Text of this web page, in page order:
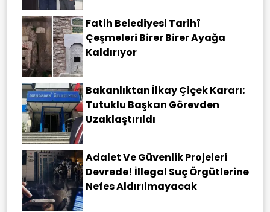
Fatih Belediyesi Tarihî
Çeşmeleri Birer Birer Ayağa
Kaldırıyor
Bakanlıktan İlkay Çiçek Kararı:
Tutuklu Başkan Görevden
Uzaklaştırıldı
Adalet Ve Güvenlik Projeleri
Devrede! İllegal Suç Örgütlerine
Nefes Aldırılmayacak